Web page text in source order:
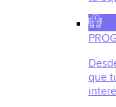
que